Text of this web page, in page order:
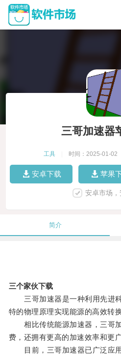
三哥加速器
工具 时间：2025-01-02
安卓下载 苹果
安卓市场
简介
三个家伙下载
三哥加速器是一种利用先进科
特的物理原理实现能源的高效转换
相比传统能源加速器，三哥加
费，还拥有更高的加速效率和更
目前，三哥加速器已广泛应